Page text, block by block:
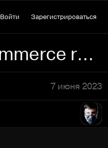
Войти Зарегистрироваться
SMEG | E-commerce redesign
7 июня 2023